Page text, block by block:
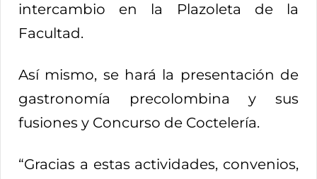
intercambio en la Plazoleta de la
Facultad.
Así mismo, se hará la presentación de
gastronomía precolombina y sus
fusiones y Concurso de Coctelería.
“Gracias a estas actividades, convenios,